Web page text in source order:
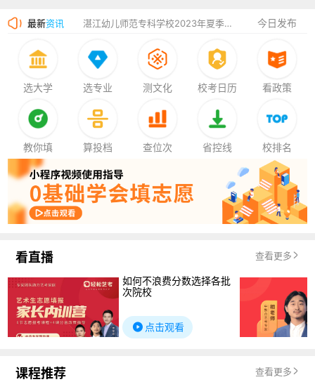
最新资讯 湛江幼儿师范专科学校2023年夏季高考招生简章
香港中文大学（深圳）2023年夏季高考招生简章
今日发布
选大学 选专业 测文化 校考日历 看政策
教你填 算投档 查位次 省控线 校排名
看直播 查看更多
如何不浪费分数选择各批
次院校
点击观看
课程推荐 查看更多